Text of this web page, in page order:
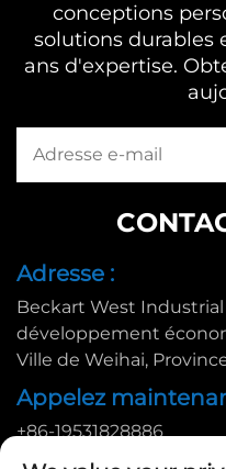
conceptions
solutions durables
ans d'expertise.
Adresse :
Beckart West Industrial
développement
Ville de Weihai,
Appelez
+86-19531828886